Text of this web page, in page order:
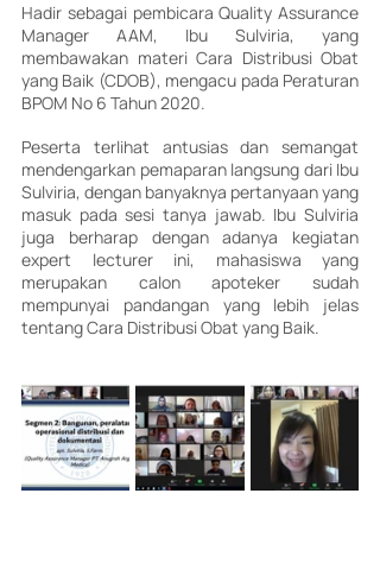
Hadir sebagai pembicara Quality Assurance
Manager AAM, Ibu Sulviria, yang
membawakan materi Cara Distribusi Obat
yang Baik (CDOB), mengacu pada Peraturan
BPOM No 6 Tahun 2020.
Peserta terlihat antusias dan semangat
mendengarkan pemaparan langsung dari Ibu
Sulviria, dengan banyaknya pertanyaan yang
masuk pada sesi tanya jawab. Ibu Sulviria
juga berharap dengan adanya kegiatan
expert lecturer ini, mahasiswa yang
merupakan calon apoteker sudah
mempunyai pandangan yang lebih jelas
tentang Cara Distribusi Obat yang Baik.